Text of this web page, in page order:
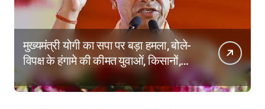
मुख्यमंत्री योगी का सपा पर बड़ा हमला, बोले-
विपक्ष के हंगामे की कीमत युवाओं, किसानों,
महिलाओं और गरीबों ने चुकाई